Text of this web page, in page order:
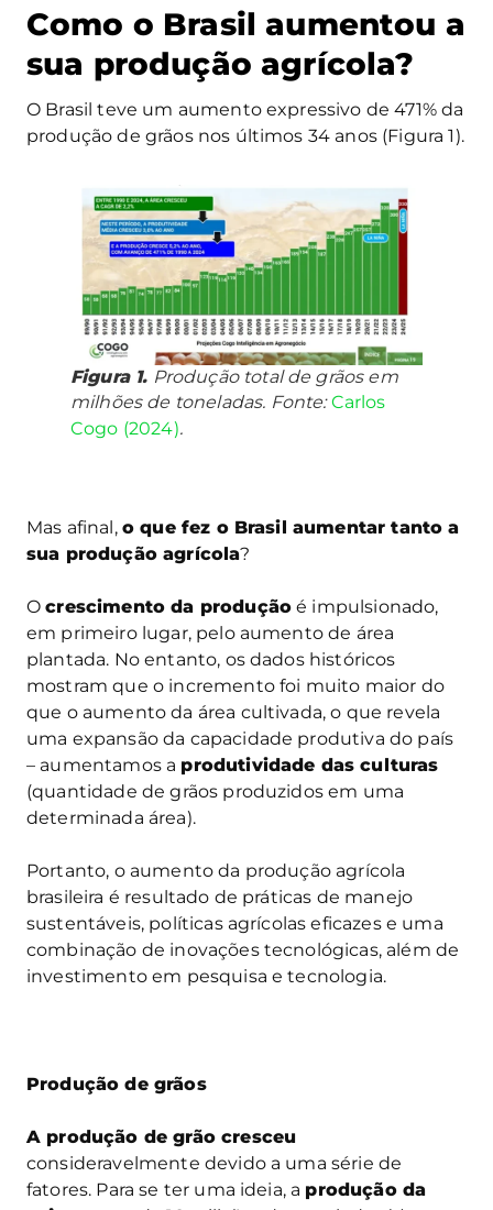
Como o Brasil aumentou a
sua produção agrícola?
O Brasil teve um aumento expressivo de 471% da
produção de grãos nos últimos 34 anos (Figura 1).
Figura 1. Produção total de grãos em
milhões de toneladas. Fonte:Carlos
Cogo (2024).
Mas afinal, o que fez o Brasil aumentar tanto a
sua produção agrícola?
Ocrescimento da produção é impulsionado,
em primeiro lugar, pelo aumento de área
plantada. No entanto, os dados históricos
mostram que o incremento foi muito maior do
que o aumento da área cultivada, o que revela
uma expansão da capacidade produtiva do país
– aumentamos a produtividade das culturas
(quantidade de grãos produzidos em uma
determinada área).
Portanto, o aumento da produção agrícola
brasileira é resultado de práticas de manejo
sustentáveis, políticas agrícolas eficazes e uma
combinação de inovações tecnológicas, além de
investimento em pesquisa e tecnologia.
Produção de grãos
A produção de grão cresceu
consideravelmente devido a uma série de
fatores. Para se ter uma ideia, a produção da